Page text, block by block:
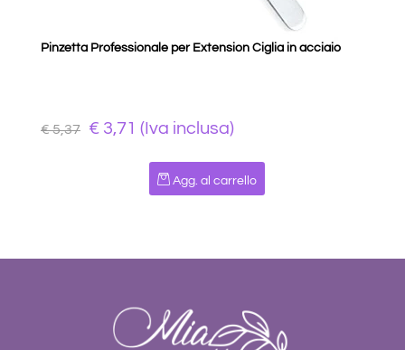
Pinzetta Professionale per Extension Ciglia in acciaio
€ 5,37 € 3,71 (Iva inclusa)
Quantità
Agg. al carrello